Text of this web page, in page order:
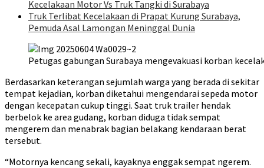
Kecelakaan Motor Vs Truk Tangki di Surabaya
Truk Terlibat Kecelakaan di Prapat Kurung Surabaya,
Pemuda Asal Lamongan Meninggal Dunia
Petugas gabungan Surabaya mengevakuasi korban
Berdasarkan keterangan sejumlah warga yang berada di sekitar
tempat kejadian, korban diketahui mengendarai sepeda motor
dengan kecepatan cukup tinggi. Saat truk trailer hendak
berbelok ke area gudang, korban diduga tidak sempat
mengerem dan menabrak bagian belakang kendaraan berat
tersebut.
“Motornya kencang sekali, kayaknya enggak sempat ngerem.